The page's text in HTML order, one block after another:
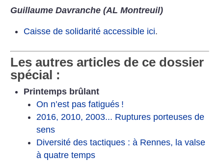
Guillaume Davranche (AL Montreuil)
Caisse de solidarité accessible ici.
Les autres articles de ce dossier
spécial :
Printemps brûlant
On n’est pas fatigués !
2016, 2010, 2003... Ruptures porteuses de
sens
Diversité des tactiques : à Rennes, la valse
à quatre temps